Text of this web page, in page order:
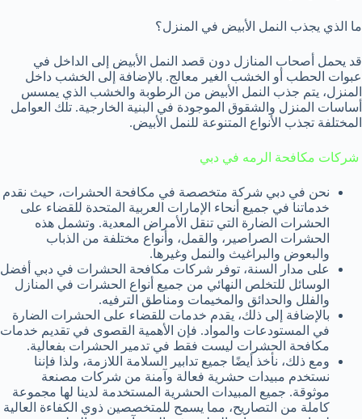
ما الذي يجذب النمل الأبيض في المنزل؟
قد يحمل أصحاب المنازل دون قصد النمل الأبيض إلى الداخل في
عبوات الحطب أو الخشب الغير معالج. بالإضافة إلى الخشب داخل
المنزل، يتم جذب النمل الأبيض من الرطوبة والخشب الذي يمسس
أساسات المنزل والشقوق الموجودة في البنية الخارجية. تلك العوامل
المختلفة تجذب الأنواع المتنوعة للنمل الأبيض.
شركات مكافحة الرمه في دبي
نحن في دبي شركة متخصصة في مكافحة الحشرات، حيث نقدم
خدماتنا في جميع أنحاء الإمارات العربية المتحدة للقضاء على
الحشرات الضارة التي تنقل الأمراض المعدية. وتشمل هذه
الحشرات الصراصير، والقمل، وأنواع مختلفة من الذباب
والبعوض والبراغيث والنمل وغيرها.
على مدار السنة، توفر شركات مكافحة الحشرات في دبي أفضل
الوسائل للتخلص النهائي من جميع أنواع الحشرات في المنازل
والفلل والحدائق والمخيمات ومناطق الترفيه.
بالإضافة إلى ذلك، يقدم خدمات للقضاء على الحشرات الضارة
في المستودعات والمواد. فإن الأهمية القصوى في تقديم خدمات
مكافحة الحشرات ليست فقط في تدمير الحشرات بفعالية.
ومع ذلك، نأخذ أيضًا جميع تدابير السلامة اللازمة، ولذا فإننا
نستخدم مبيدات حشرية فعالة وآمنة من شركات مصنعة
موثوقة. جميع المبيدات الحشرية المستخدمة لدينا لها مجموعة
كاملة من التصاريح، مما يسمح للمتخصصين ذوي الكفاءة العالية